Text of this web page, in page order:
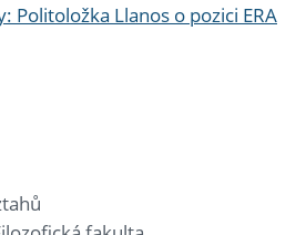
Politoložka Llanos o pozici ERA